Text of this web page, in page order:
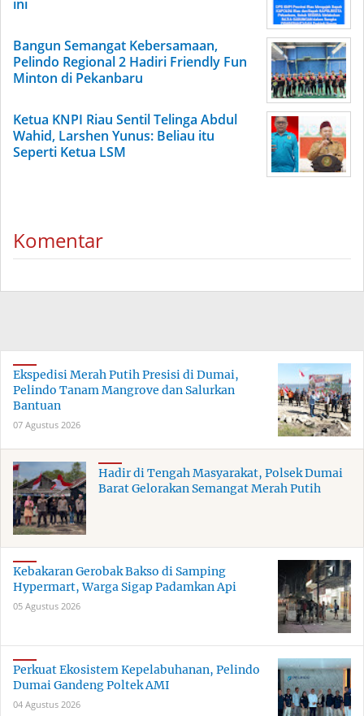
ini
Bangun Semangat Kebersamaan,
Pelindo Regional 2 Hadiri Friendly Fun
Minton di Pekanbaru
Ketua KNPI Riau Sentil Telinga Abdul
Wahid, Larshen Yunus: Beliau itu
Seperti Ketua LSM
Komentar
Ekspedisi Merah Putih Presisi di Dumai,
Pelindo Tanam Mangrove dan Salurkan
Bantuan
07 Agustus 2026
Hadir di Tengah Masyarakat, Polsek Dumai
Barat Gelorakan Semangat Merah Putih
Kebakaran Gerobak Bakso di Samping
Hypermart, Warga Sigap Padamkan Api
05 Agustus 2026
Perkuat Ekosistem Kepelabuhanan, Pelindo
Dumai Gandeng Poltek AMI
04 Agustus 2026